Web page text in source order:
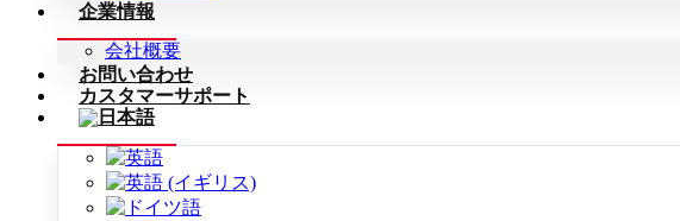
企業情報
会社概要
お問い合わせ
カスタマーサポート